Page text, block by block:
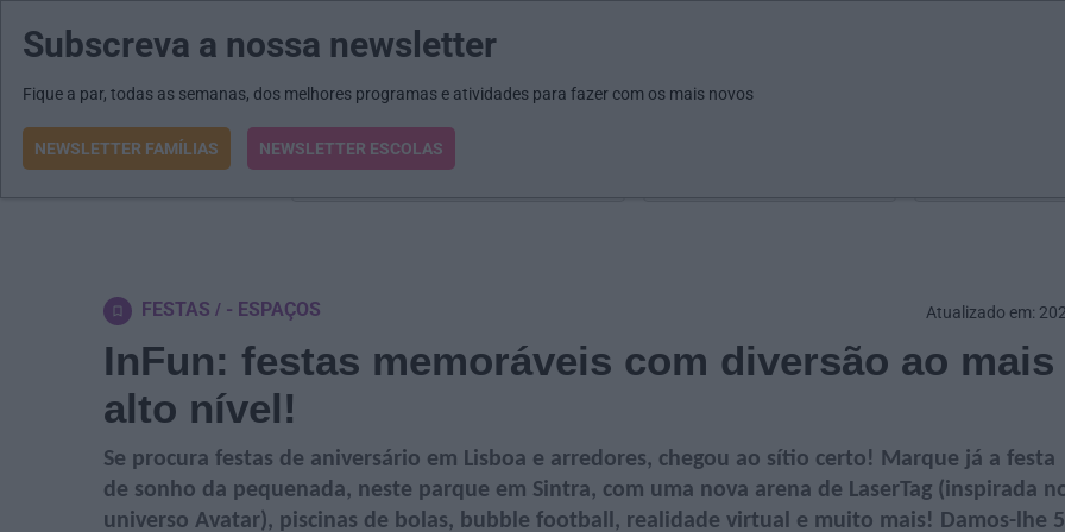
MENU MAIL JORNAIS
O que procura?
FESTAS - ESPAÇOS
InFun: festas memoráveis com diversão ao mais
alto nível!
Se procura festas de aniversário em Lisboa e arredores, chegou ao sítio certo! Marque já a festa
de sonho da pequenada, neste parque em Sintra, com uma nova arena de LaserTag (inspirada
universo Avatar), piscinas de bolas, bubble football, realidade virtual e muito mais! Damos-lhe 5
Atualizado em:
Subscreva a nossa newsletter
Fique a par, todas as semanas, dos melhores programas e atividades para fazer com os mais novos
NEWSLETTER FAMÍLIAS NEWSLETTER ESCOLAS